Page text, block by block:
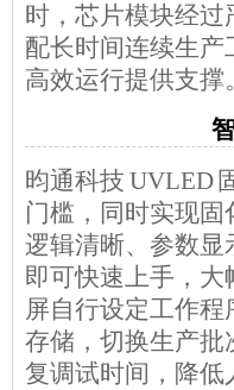
时，芯片模块经
配长时间连续生
高效运行提供支撑。
昀通科技 UVLED
门槛，同时实现
逻辑清晰、参数显
即可快速上手，
屏自行设定工作
存储，切换生产批
复调试时间，降低